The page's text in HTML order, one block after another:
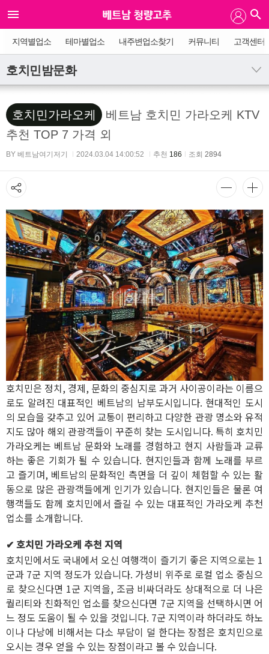
지역별업소 테마별업소 내주변업소찾기 커뮤니티 고객센터
호치민밤문화
호치민가라오케
베트남 호치민 가라오케 KTV
추천 TOP 7 가격 외
BY 베트남여기저기 2024.03.04 14:00:52 추천 186 조회 2894
호치민은 정치, 경제, 문화의 중심지로 과거 사이공이라는 이름으
로도 알려진 대표적인 베트남의 남부도시입니다. 현대적인 도시
의 모습을 갖추고 있어 교통이 편리하고 다양한 관광 명소와 유적
지도 많아 해외 관광객들이 꾸준히 찾는 도시입니다. 특히 호치민
가라오케는 베트남 문화와 노래를 경험하고 현지 사람들과 교류
하는 좋은 기회가 될 수 있습니다. 현지인들과 함께 노래를 부르
고 즐기며, 베트남의 문화적인 측면을 더 깊이 체험할 수 있는 활
동으로 많은 관광객들에게 인기가 있습니다. 현지인들은 물론 여
행객들도 함께 호치민에서 즐길 수 있는 대표적인 가라오케 추천
업소를 소개합니다.
✔ 호치민 가라오케 추천 지역
호치민에서도 국내에서 오신 여행객이 즐기기 좋은 지역으로는 1
군과 7군 지역 정도가 있습니다. 가성비 위주로 로컬 업소 중심으
로 찾으신다면 1군 지역을, 조금 비싸더라도 상대적으로 더 나은
퀄리티와 친화적인 업소를 찾으신다면 7군 지역을 선택하시면 어
느 정도 도움이 될 수 있을 것입니다. 7군 지역이라 하더라도 하노
이나 다낭에 비해서는 다소 부담이 덜 한다는 장점은 호치민으로
오시는 경우 얻을 수 있는 장점이라고 볼 수 있습니다.